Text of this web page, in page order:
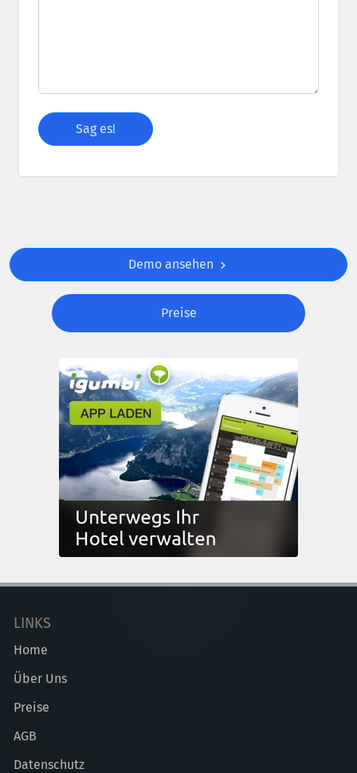
Demo ansehen
Preise
LINKS
Home
Über Uns
Preise
AGB
Datenschutz